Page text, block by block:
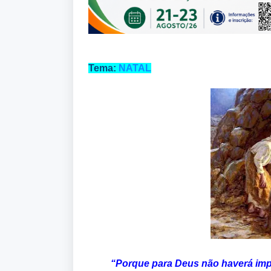
Tema: NATAL
“Porque para Deus não haverá